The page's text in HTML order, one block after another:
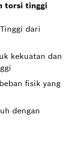
torsi tinggi
dari
kekuatan dan
fisik yang
dengan